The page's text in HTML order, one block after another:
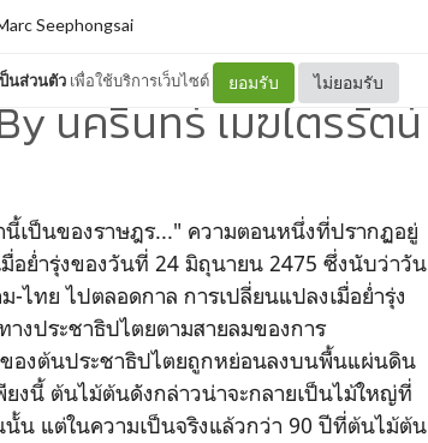
นส่วนตัว เพื่อใช้บริการเว็บไซต์ ยอมรับ ไม่ยอมรับ
Seephongsai
นครินทร์ เมฆไตรรัตน์
นี้เป็นของราษฎร..." ความตอนหนึ่งที่ปรากฏอยู่
อย่ำรุ่งของวันที่ 24 มิถุนายน 2475 ซึ่งนับว่าวัน
ไทย ไปตลอดกาล การเปลี่ยนแปลงเมื่อย่ำรุ่ง
งประชาธิปไตยตามสายลมของการ
ของต้นประชาธิปไตยถูกหย่อนลงบนพื้นแผ่นดิน
งนี้ ต้นไม้ต้นดังกล่าวน่าจะกลายเป็นไม้ใหญ่ที่
น แต่ในความเป็นจริงแล้วกว่า 90 ปีที่ต้นไม้ต้น